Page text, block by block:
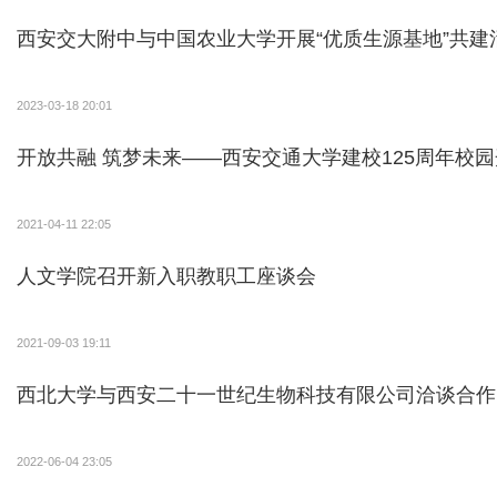
西安交大附中与中国农业大学开展“优质生源基地”共建
2023-03-18 20:01
开放共融 筑梦未来——西安交通大学建校125周年校
2021-04-11 22:05
人文学院召开新入职教职工座谈会
2021-09-03 19:11
西北大学与西安二十一世纪生物科技有限公司洽谈合作
2022-06-04 23:05